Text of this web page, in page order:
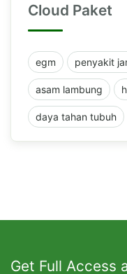
Cloud Paket
egm penyakit
asam lambung
daya tahan tubuh
Get Full Access